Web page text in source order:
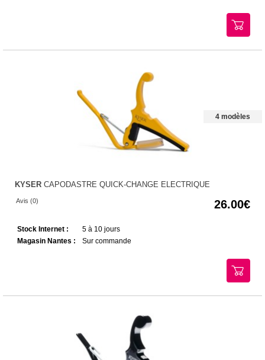
4 modèles
KYSER CAPODASTRE QUICK-CHANGE ELECTRIQUE
Avis (0) 26.00
Stock Internet :
5 à 10 jours
Magasin Nantes :
Sur commande